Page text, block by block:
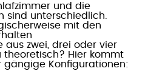
und die
sind unterschiedlich.
mit den
aus zwei, drei oder vier
theoretisch? Hier kommt
gängige Konfigurationen: